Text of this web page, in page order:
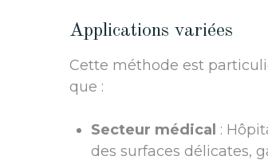
Applications variées
Cette méthode est
que :
Secteur médical :
des surfaces délicates,